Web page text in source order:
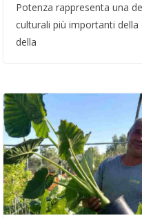
Potenza rappresenta una
culturali più importanti
della